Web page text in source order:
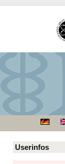
Userinfos